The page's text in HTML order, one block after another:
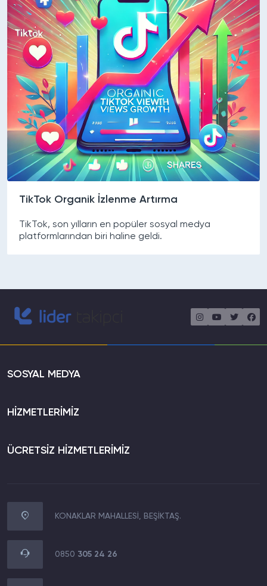
TikTok Organik İzlenme Artırma
TikTok, son yılların en popüler sosyal medya
platformlarından biri haline geldi.
SOSYAL MEDYA
HİZMETLERİMİZ
ÜCRETSİZ HİZMETLERİMİZ
KONAKLAR MAHALLESİ, BEŞİKTAŞ.
0850 305 24 26
WhatsApp İletişim
Müşteri Destek Hattı